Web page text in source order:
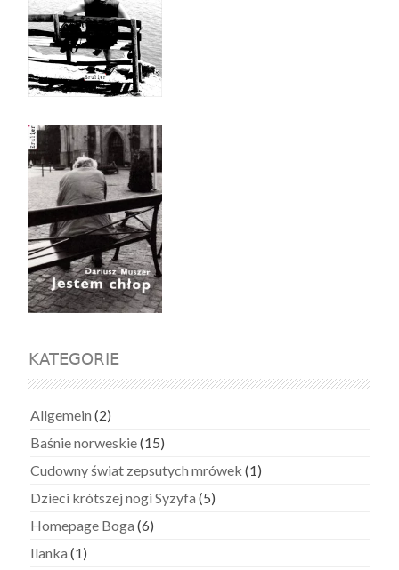
KATEGORIE
Allgemein (2)
Baśnie norweskie(15)
Cudowny świat zepsutych mrówek (1)
Dzieci krótszej nogi Syzyfa (5)
Homepage Boga (6)
Ilanka (1)